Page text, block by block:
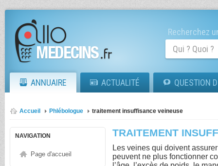
Recherchez
ANNUAIRE ACTUALITÉ QUESTION
Accueil Phlébologue traitement insuffisance veineuse
NAVIGATION
Page d'accueil
TRAITEMENT
Les veines qui doivent
peuvent ne plus fonctionner